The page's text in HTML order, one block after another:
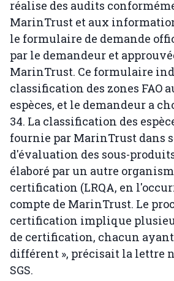
réalise des audits
MarinTrust et aux
le formulaire de demande
par le demandeur et
MarinTrust. Ce formulaire
classification des zones FAO
espèces, et le demandeur a
34. La classification des
fournie par MarinTrust dans
d'évaluation des sous-
élaboré par un autre
certification (LRQA, en
compte de MarinTrust. Le
certification implique
de certification, chacun
différent », précisait la lettre
SGS.